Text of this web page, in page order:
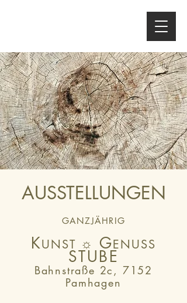
AUSSTELLUNGEN
GANZJÄHRIG
KUNST ☼ GENUSS
STUBE
Bahnstraße 2c, 7152
Pamhagen